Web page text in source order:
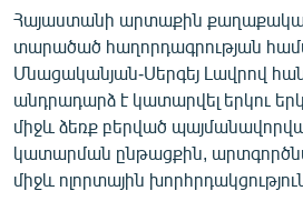
Հայաստանի արտաքին
տարածած հաղորդագրության
Մնացականյան-Սերգեյ Լավրով
անդրադարձ է կատարվել երկու
միջև ձեռք բերված
կատարման ընթացքին,
միջև ոլորտային